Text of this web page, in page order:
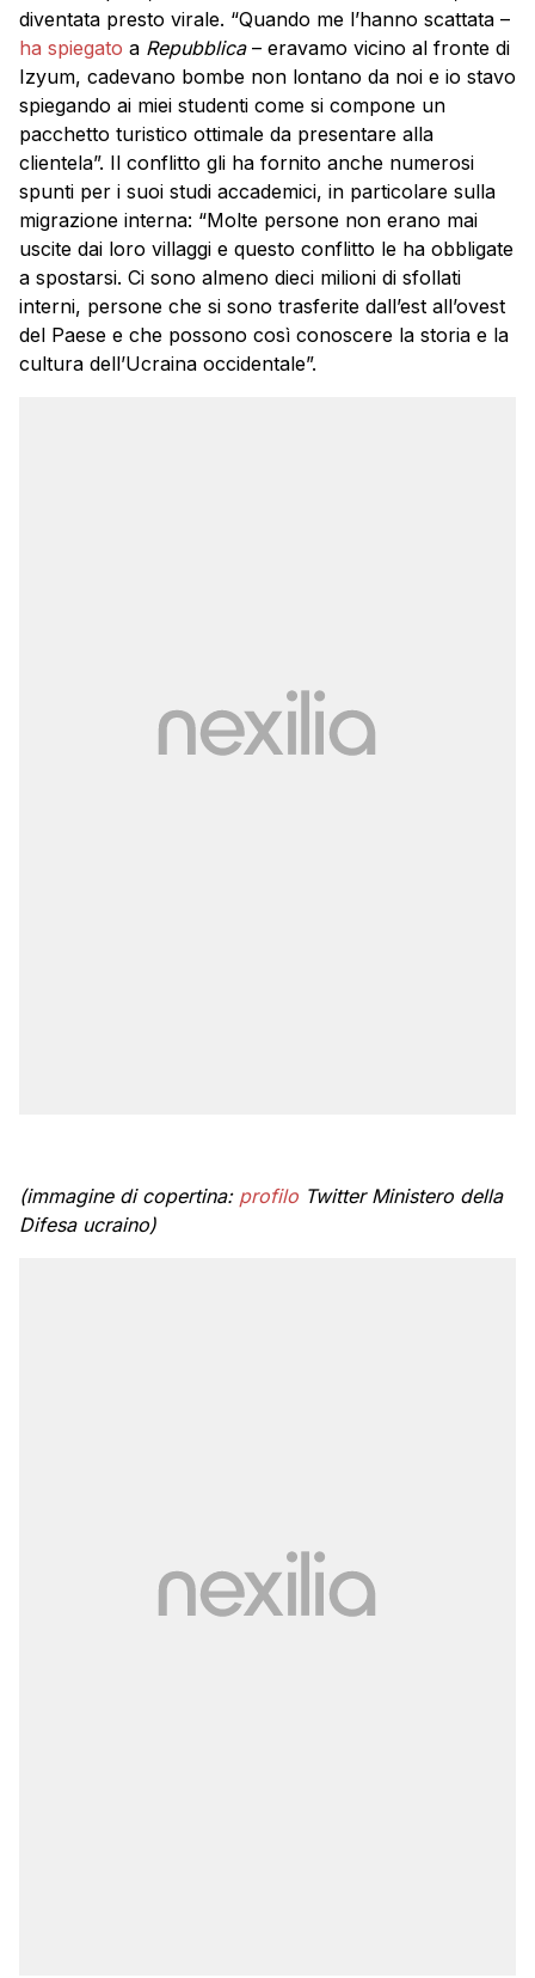
diventata presto virale. “Quando me l’hanno scattata –
ha spiegato a Repubblica– eravamo vicino al fronte di
Izyum, cadevano bombe non lontano da noi e io stavo
spiegando ai miei studenti come si compone un
pacchetto turistico ottimale da presentare alla
clientela”. Il conflitto gli ha fornito anche numerosi
spunti per i suoi studi accademici, in particolare sulla
migrazione interna: “Molte persone non erano mai
uscite dai loro villaggi e questo conflitto le ha obbligate
a spostarsi. Ci sono almeno dieci milioni di sfollati
interni, persone che si sono trasferite dall’est all’ovest
del Paese e che possono così conoscere la storia e la
cultura dell’Ucraina occidentale”.
(immagine di copertina: profilo Twitter Ministero della
Difesa ucraino)